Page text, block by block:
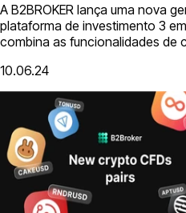
A B2BROKER lança uma nova
plataforma de investimento 3
combina as funcionalidades de
10.06.24